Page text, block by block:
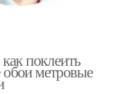
поклеить
метровые